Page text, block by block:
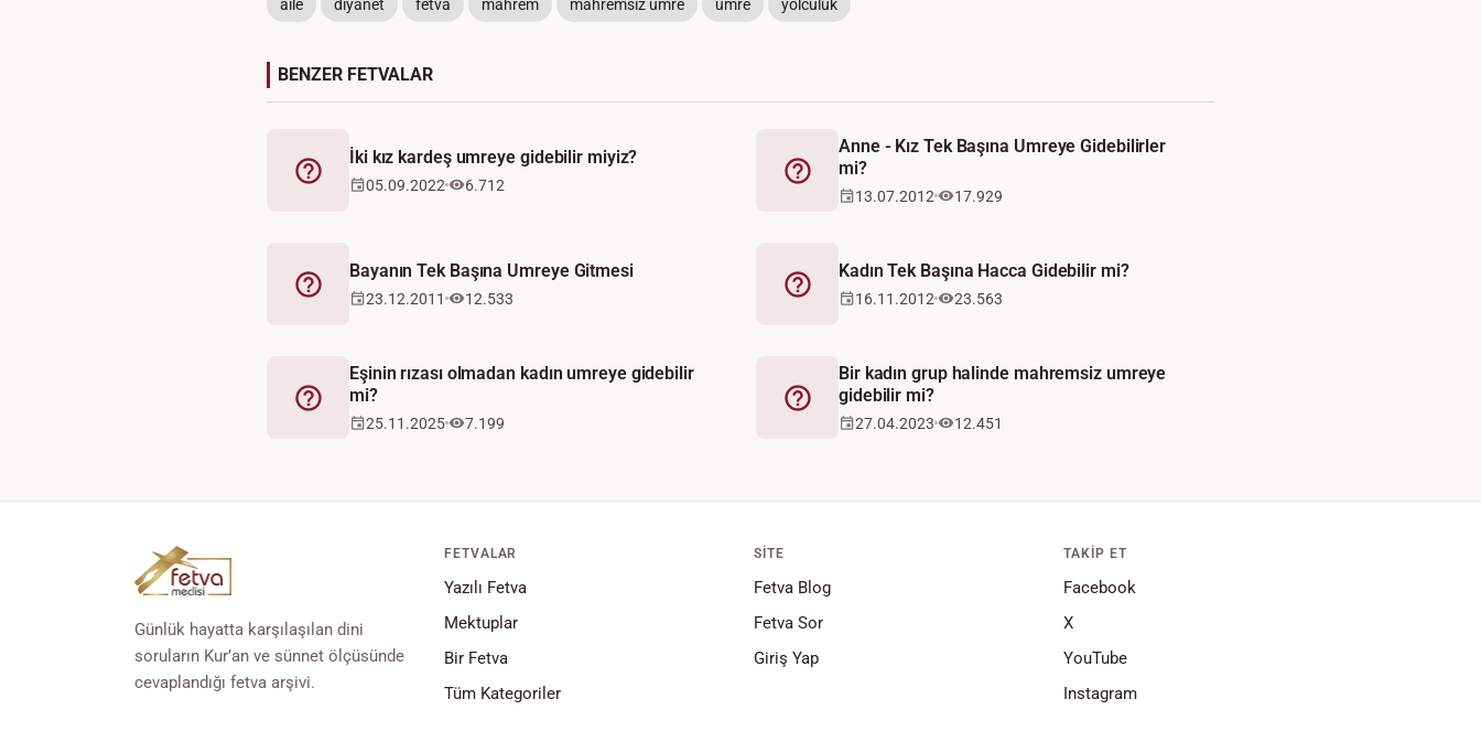
aile diyanet fetva mahrem mahremsiz umre umre yolculuk
BENZER FETVALAR
Fetva
İki kız kardeş umreye gidebilir miyiz?
05.09.2022 6.712 Fetva
Anne - Kız Tek Başına Umreye Gidebilirler
mi?
13.07.2012 17.929
Fetva
Bayanın Tek Başına Umreye Gitmesi
23.12.2011 12.533 Fetva
Kadın Tek Başına Hacca Gidebilir mi?
16.11.2012 23.563
Fetva
Eşinin rızası olmadan kadın umreye gidebilir
mi?
25.11.2025 7.199
Fetva
Bir kadın grup halinde mahremsiz umreye
gidebilir mi?
27.04.2023 12.451
Günlük hayatta karşılaşılan dini
soruların Kur’an ve sünnet ölçüsünde
cevaplandığı fetva arşivi.
FETVALAR
Yazılı Fetva
Mektuplar
Bir Fetva
Tüm Kategoriler
SITE
Fetva Blog
Fetva Sor
Giriş Yap
TAKIP ET
Facebook
X
YouTube
Instagram